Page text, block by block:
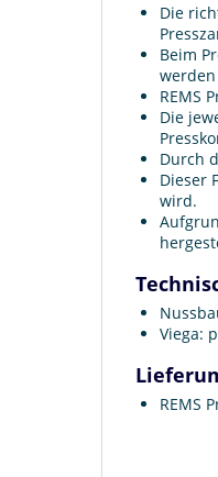
Die
Beim
REMS
Die
Durch
Dieser
wird.
Viega:
REMS